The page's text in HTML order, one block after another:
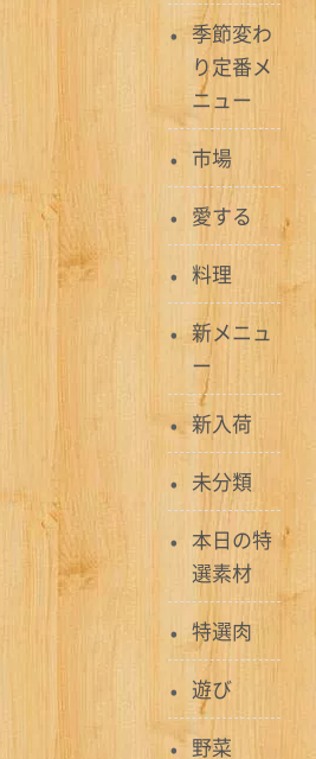
季節変わ
り定番メ
ニュー
市場
愛する
料理
新メニュ
ー
新入荷
未分類
本日の特
選素材
特選肉
遊び
野菜